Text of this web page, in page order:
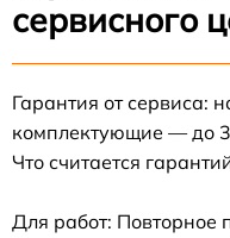
сервисного
Гарантия от сервиса:
комплектующие — до
Что считается
Для работ: Повторное